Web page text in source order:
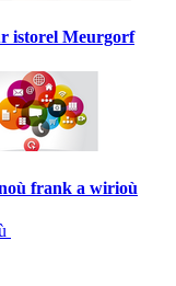
istorel Meurgorf
frank a wirioù